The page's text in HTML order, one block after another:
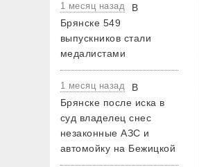
1 месяц назад
В
Брянске 549
выпускников стали
медалистами
1 месяц назад
В
Брянске после иска в
суд владелец снес
незаконные АЗС и
автомойку на Бежицкой